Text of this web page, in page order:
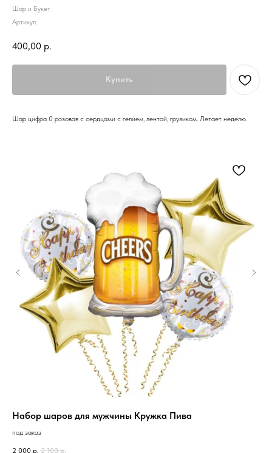
Шар и Букет
Артикул:
400,00 р.
Купить
Шар цифра 0 розовая с сердцами с гелием, лентой, грузиком. Летает неделю.
Набор шаров для мужчины Кружка Пива
под заказ
2 000 р. 2 100 р.